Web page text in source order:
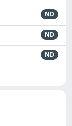
ND
ND
ND